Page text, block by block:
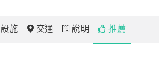
設施 交通 說明 推薦